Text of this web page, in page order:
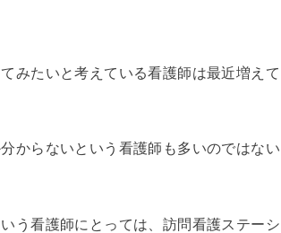
みたいと考えている看護師は最近増えて
からないという看護師も多いのではない
う看護師にとっては、訪問看護ステーシ